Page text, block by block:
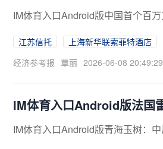
IM体育入口Android版中国首个百
江苏信托
上海新华联索菲特酒店
经济参考报 覃丽 2026-06-08 20:49:29
IM体育入口Android版法国
IM体育入口Android版青海玉树：